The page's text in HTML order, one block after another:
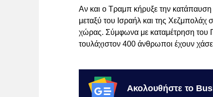
Αν και ο Τραμπ κήρυξε την κατάπαυση
μεταξύ του Ισραήλ και της Χεζμπολάχ
χώρας. Σύμφωνα με καταμέτρηση του
τουλάχιστον 400 άνθρωποι έχουν
Ακολουθήστε το